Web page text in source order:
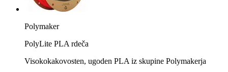
Polymaker
PolyLite PLA rdeča
Visokokakovosten, ugoden PLA iz skupine Polymakerja